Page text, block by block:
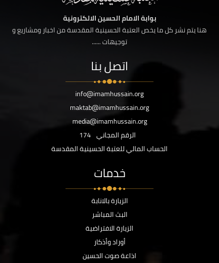
بوابة الامام الحسين الالكترونية
هنا يتم نشر كل ما يخص العتبة الحسينية المقدسة من اخبار ومشاريع و
توجيهات ......
اتصل بنا
info@imamhussain.org
maktab@imamhussain.org
media@imamhussain.org
الرقم المجاني 174
الحساب المالي للعتبة الحسينية المقدسة
خدمات
الزيارة بالانابة
البث المباشر
الزيارة الافتراضية
أوراد وأذكار
اذاعة صوت الحسين